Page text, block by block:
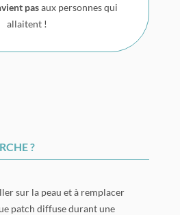
pasaux personnes qui
allaitent !
?
sur la peau et à remplacer
patch diffuse durant une